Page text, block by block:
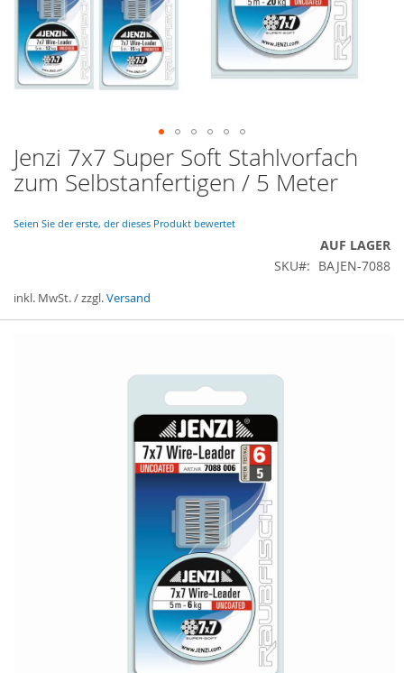
Zum
Anfang
der
springen
Jenzi 7x7 Super Soft Stahlvorfach
zum Selbstanfertigen / 5 Meter
Seien Sie der erste, der dieses Produkt bewertet
AUF LAGER
SKU
BAJEN-7088
inkl. MwSt. / zzgl.Versand